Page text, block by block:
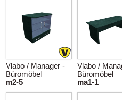
Vlabo / Manager -
Büromöbel
m2-5
Vlabo /
Büromöbel
ma1-1